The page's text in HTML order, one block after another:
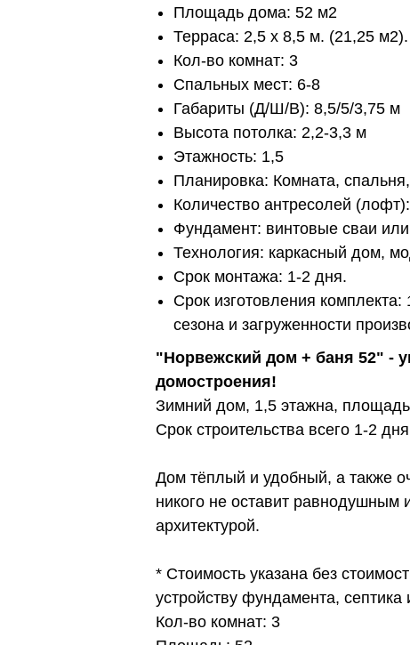
Площадь дома: 52 м2
Терраса: 2,5 х 8,5 м. (21,25 м2).
Кол-во комнат: 3
Спальных мест: 6-8
Габариты (Д/Ш/В): 8,5/5/3,75 м
Высота потолка: 2,2-3,3 м
Этажность: 1,5
Планировка: Комната,
Количество антресолей
Фундамент: винтовые сваи
Технология: каркасный дом,
Срок монтажа: 1-2 дня.
Срок изготовления
сезона и загруженности
"Норвежский дом + баня 52" -
домостроения!
Зимний дом, 1,5 этажна,
Срок строительства всего 1-2
Дом тёплый и удобный, а также
никого не оставит равнодушным
архитектурой.
* Стоимость указана без
устройству фундамента, септика
Кол-во комнат: 3